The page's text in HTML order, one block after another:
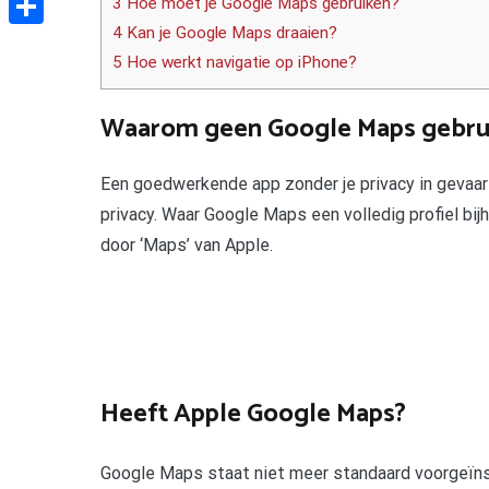
4 Kan je Google Maps draaien?
5 Hoe werkt navigatie op iPhone?
Waarom geen Google Maps
Een goedwerkende app zonder je privacy in
privacy. Waar Google Maps een volledig profiel
door ‘Maps’ van Apple.
Heeft Apple Google Maps?
Google Maps staat niet meer standaard